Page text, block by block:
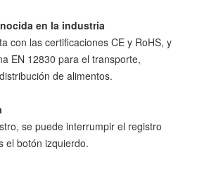
en la industria
con las certificaciones CE y RoHS, y
EN 12830 para el transporte,
de alimentos.
se puede interrumpir el registro
el botón izquierdo.